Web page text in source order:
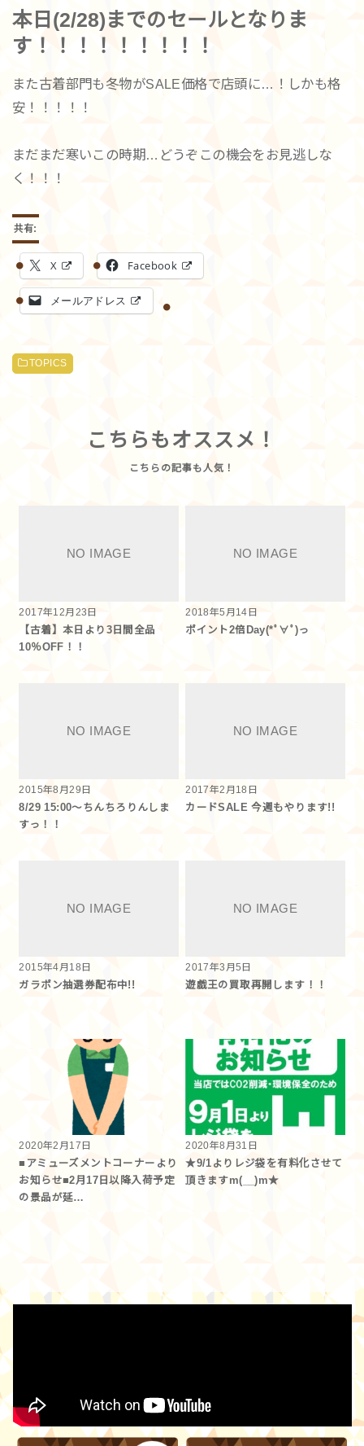
本日(2/28)までのセールとなりま
す！！！！！！！！！
また古着部門も冬物がSALE価格で店頭に…！しかも格
安！！！！！
まだまだ寒いこの時期…どうぞこの機会をお見逃しな
く！！！
共有:
X Facebook
メールアドレス
TOPICS
こちらもオススメ！
2017年12月23日
【古着】本日より3日間全品
10％OFF！！
2018年5月14日
ポイント2倍Day(*ﾟ∀ﾟ)っ
2015年8月29日
8/29 15:00～ちんちろりんしま
すっ！！
2017年2月18日
カードSALE 今週もやります!!
2015年4月18日
ガラポン抽選券配布中!!
2017年3月5日
遊戯王の買取再開します！！
2020年2月17日
■アミューズメントコーナーより
お知らせ■2月17日以降入荷予定
の景品が延…
2020年8月31日
★9/1よりレジ袋を有料化させて
頂きますm(__)m★